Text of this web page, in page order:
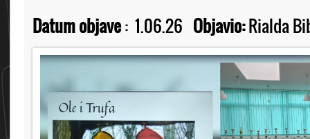
Datum objave: 1.06.26 Objavio:Rialda